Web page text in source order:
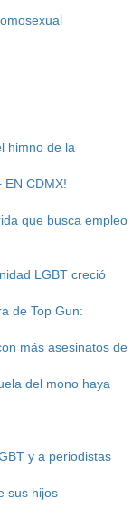
himno de la
EN CDMX!
que busca empleo
LGBT creció
de Top Gun:
más asesinatos de
del mono haya
y a periodistas
sus hijos